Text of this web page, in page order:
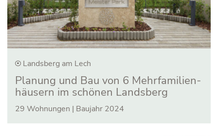
Landsberg am Lech
Planung und Bau von 6 Mehr­familien­
häusern im schönen Landsberg
29 Wohnungen | Baujahr 2024